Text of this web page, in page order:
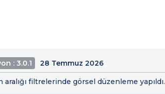
: 3.0.1 28 Temmuz 2026
aralığı filtrelerinde görsel düzenleme yapıldı.